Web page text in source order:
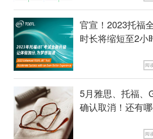
官宣！2023托福
时长将缩短至2小
阅
5月雅思、托福、
确认取消！还有
阅